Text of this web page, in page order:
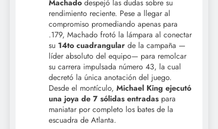
Machado despejó las dudas sobre su
rendimiento reciente. Pese a llegar al
compromiso promediando apenas para
.179, Machado frotó la lámpara al conectar
su 14to cuadrangular de la campaña —
líder absoluto del equipo— para remolcar
su carrera impulsada número 43, la cual
decretó la única anotación del juego.
Desde el montículo, Michael King ejecutó
una joya de 7 sólidas entradas para
maniatar por completo los bates de la
escuadra de Atlanta.